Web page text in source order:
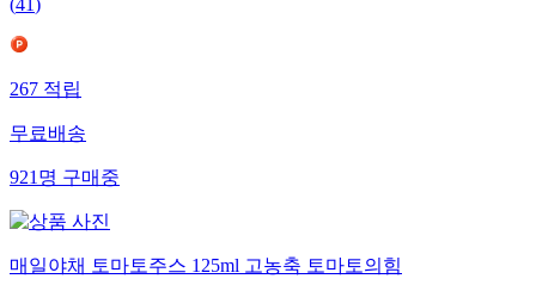
(41)
267적립
무료배송
921명구매중
매일야채 토마토주스 125ml 고농축 토마토의힘